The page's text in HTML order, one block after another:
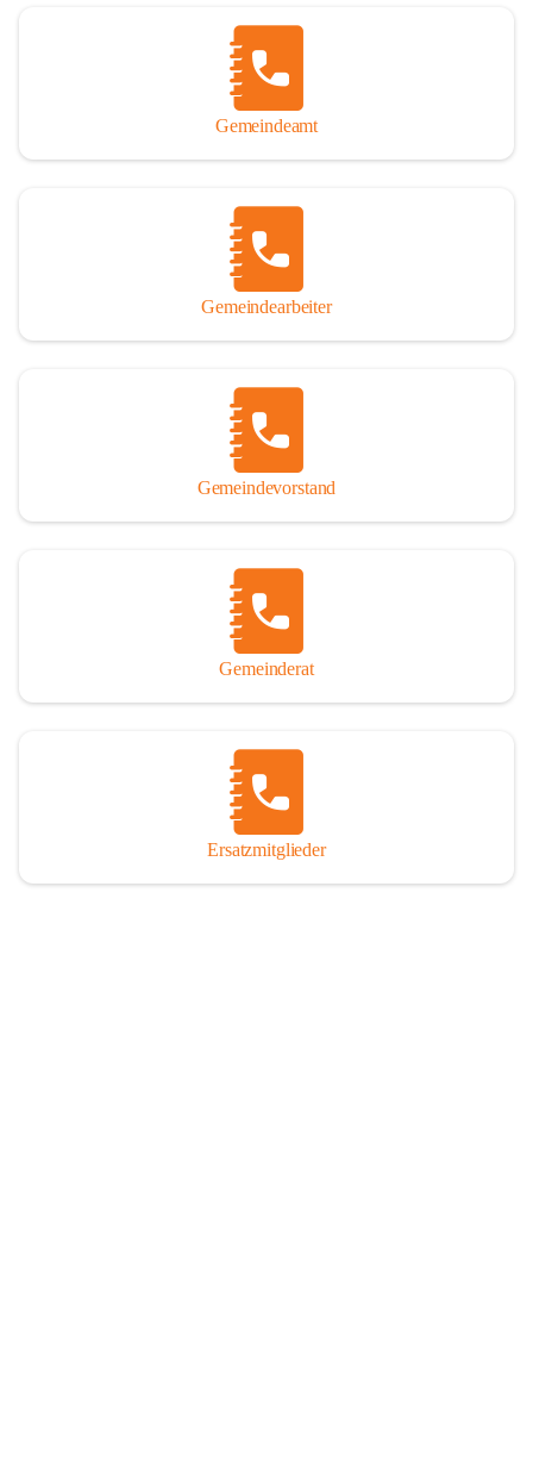
Ausführlichkeit behandelt erscheinen, oder auch der eine oder
andere Fehler unterlief. Die Autoren haben nach ihren
individuellen Möglichkeiten mit bestem Wissen und Gewissen
Andreas Rohatsch wurde auf das System der Fußnoten verzichtet.
Wo eine genaue Quellenangabe sinnvoll und notwendig erschien,
sind die entsprechenden Quellenhinweise in den fließenden Text
eingearbeitet. Der leichteren Lesbarkeit halber ist auch von einer
streng gendergerechten Ausdrucksform Abstand genommen
So darf ich Sie zu einer interessanten, vergnüglichen und
manchmal auch nachdenklich machenden Zeitreise durch die
Jahrhunderte, ja Jahrtausende alte Geschichte von der Steinzeit
einladen.
Gemeindeamt
Gemeindearbeiter
Gemeindevorstand
Gemeinderat
Ersatzmitglieder